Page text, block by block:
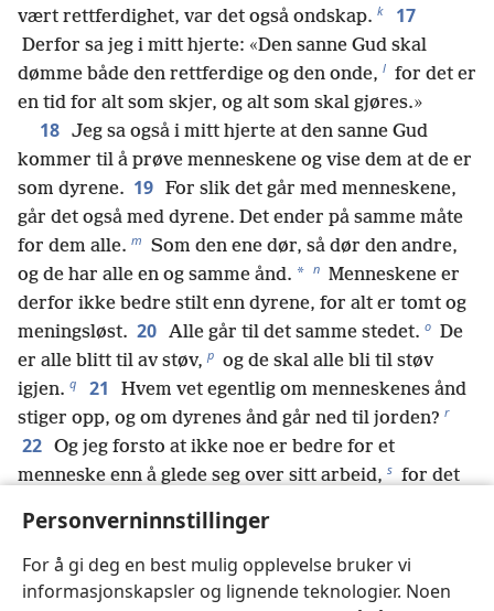
Personverninnstillinger
For å gi deg en best mulig opplevelse bruker vi
informasjonskapsler og lignende teknologier. Noen
vært rettferdighet, var det også ondskap. k 17
Derfor sa jeg i mitt hjerte: «Den sanne Gud skal
dømme både den rettferdige og den onde, l for det er
en tid for alt som skjer, og alt som skal gjøres.»
18 Jeg sa også i mitt hjerte at den sanne Gud
kommer til å prøve menneskene og vise dem at de er
som dyrene. 19 For slik det går med menneskene,
går det også med dyrene. Det ender på samme måte
for dem alle. m Som den ene dør, så dør den andre,
og de har alle en og samme ånd. * n Menneskene er
derfor ikke bedre stilt enn dyrene, for alt er tomt og
meningsløst. 20 Alle går til det samme stedet. o De
er alle blitt til av støv, p og de skal alle bli til støv
igjen. q 21
Hvem vet egentlig om menneskenes ånd
stiger opp, og om dyrenes ånd går ned til jorden? r
22 Og jeg forsto at ikke noe er bedre for et
menneske enn å glede seg over sitt arbeid, s for det
stand til å se hva som kommer til å skje når han er
borte? t